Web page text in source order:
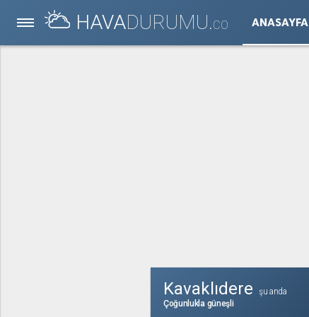
HAVADURUMU.CO ANASAYFA
Kavaklıdere
şu anda
Çoğunlukla güneşli